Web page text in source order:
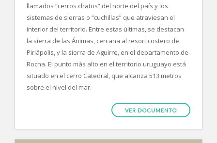
llamados “cerros chatos” del norte del país y los
sistemas de sierras o “cuchillas” que atraviesan el
interior del territorio. Entre estas últimas, se destacan
la sierra de las Ánimas, cercana al resort costero de
Piriápolis, y la sierra de Aguirre, en el departamento de
Rocha. El punto más alto en el territorio uruguayo está
situado en el cerro Catedral, que alcanza 513 metros
sobre el nivel del mar.
VER DOCUMENTO